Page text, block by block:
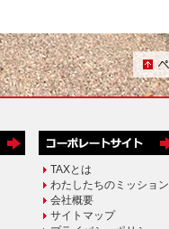
TAXとは
わたしたちのミッション
会社概要
サイトマップ